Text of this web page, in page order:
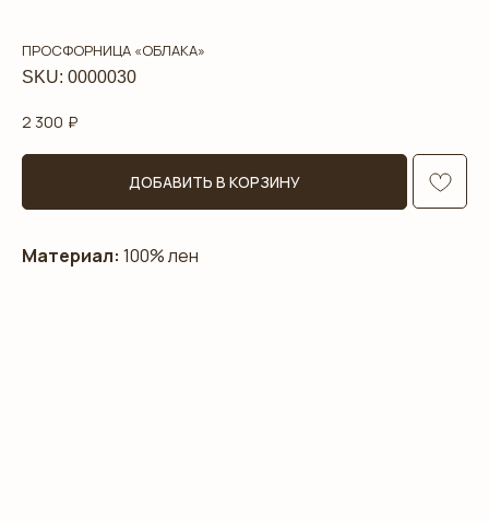
ПРОСФОРНИЦА «ОБЛАКА»
SKU: 0000030
2 300 ₽
ДОБАВИТЬ В КОРЗИНУ
Материал: 100% лен